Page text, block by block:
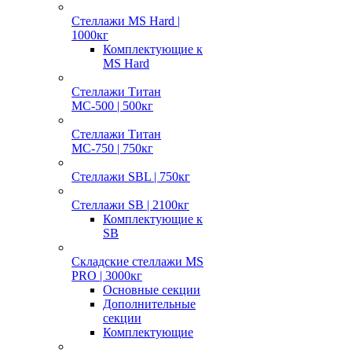
Стеллажи MS Hard |
1000кг
Комплектующие к
MS Hard
Стеллажи Титан
МС-500 | 500кг
Стеллажи Титан
МС-750 | 750кг
Стеллажи SBL | 750кг
Стеллажи SB | 2100кг
Комплектующие к
SB
Складские стеллажи MS
PRO | 3000кг
Основные секции
Дополнительные
секции
Комплектующие